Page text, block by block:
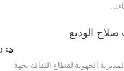
الوديع
موسمها الثقافي الجديد 2025-2026 تنظم المديرية الجهوية لقطاع الثقافة بجهة